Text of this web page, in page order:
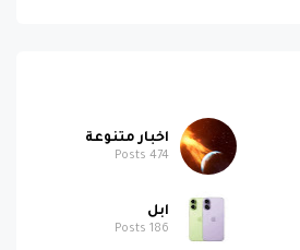
اخبار متنوعة
474
ابل
186